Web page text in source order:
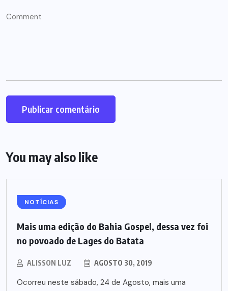
You may also like
NOTÍCIAS
Mais uma edição do Bahia Gospel, dessa vez foi
no povoado de Lages do Batata
ALISSON LUZ AGOSTO 30, 2019
Ocorreu neste sábado, 24 de Agosto, mais uma